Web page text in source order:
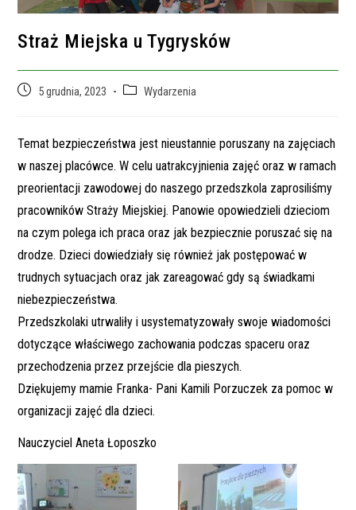
Straż Miejska u Tygrysków
Post 5 grudnia, 2023
PostWydarzenia
Temat bezpieczeństwa jest nieustannie poruszany na zajęciach
w naszej placówce. W celu uatrakcyjnienia zajęć oraz w ramach
preorientacji zawodowej do naszego przedszkola zaprosiliśmy
pracowników Straży Miejskiej. Panowie opowiedzieli dzieciom
na czym polega ich praca oraz jak bezpiecznie poruszać się na
drodze. Dzieci dowiedziały się również jak postępować w
trudnych sytuacjach oraz jak zareagować gdy są świadkami
niebezpieczeństwa.
Przedszkolaki utrwaliły i usystematyzowały swoje wiadomości
dotyczące właściwego zachowania podczas spaceru oraz
przechodzenia przez przejście dla pieszych.
Dziękujemy mamie Franka- Pani Kamili Porzuczek za pomoc w
organizacji zajęć dla dzieci.
Nauczyciel Aneta Łoposzko